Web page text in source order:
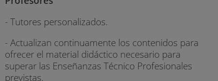
- Tutores personalizados.
- Actualizan continuamente los contenidos para
ofrecer el material didáctico necesario para
superar las Enseñanzas Técnico Profesionales
previstas.